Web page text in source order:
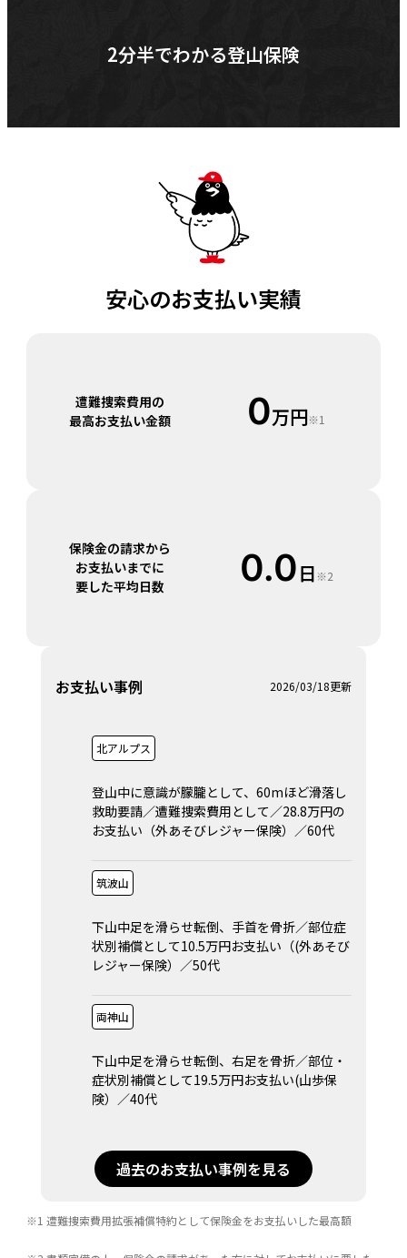
2分半でわかる登山保険
安心のお支払い実績
遭難捜索費用の
最高お支払い金額
0万円※1
保険金の請求から
お支払いまでに
要した平均日数
0.0日※2
お支払い事例 2026/03/18更新
北アルプス
登山中に意識が朦朧として、60mほど滑落し
救助要請／遭難捜索費用として／28.8万円の
お支払い（外あそびレジャー保険）／60代
筑波山
下山中足を滑らせ転倒、手首を骨折／部位症
状別補償として10.5万円お支払い（(外あそび
レジャー保険）／50代
両神山
下山中足を滑らせ転倒、右足を骨折／部位・
症状別補償として19.5万円お支払い(山歩保
険）／40代
過去のお支払い事例を見る
※1 遭難捜索費用拡張補償特約として保険金をお支払いした最高額